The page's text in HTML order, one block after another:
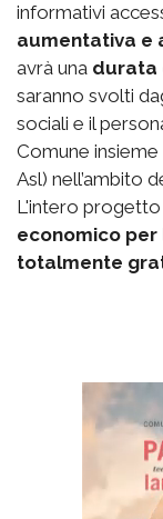
informativi
aumentativa e
avrà una durata
saranno svolti
sociali e il
Comune
Asl) nell’ambito
L'intero
economico per
totalmente